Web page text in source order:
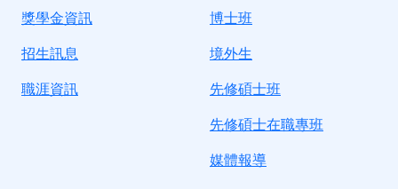
獎學金資訊
招生訊息
職涯資訊
博士班
境外生
先修碩士班
先修碩士在職專班
媒體報導